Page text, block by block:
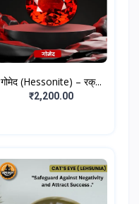
गोमेद (Hessonite) – रक्...
₹2,200.00